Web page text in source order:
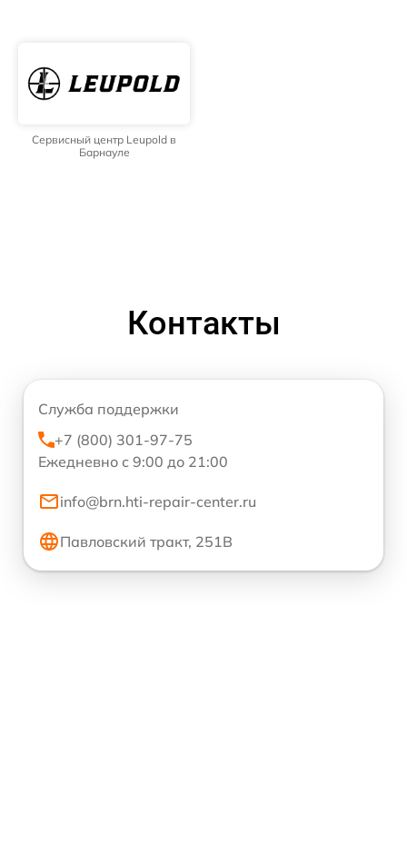
Сервисный центр Leupold в
Барнауле
Контакты
Служба поддержки
+7 (800) 301-97-75
Ежедневно с 9:00 до 21:00
info@brn.hti-repair-center.ru
Павловский тракт, 251В